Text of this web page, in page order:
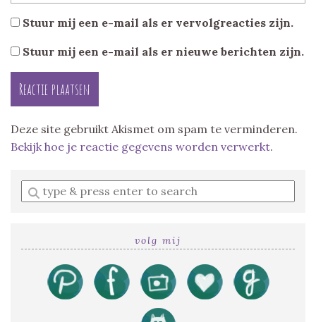
Stuur mij een e-mail als er vervolgreacties zijn.
Stuur mij een e-mail als er nieuwe berichten zijn.
Deze site gebruikt Akismet om spam te verminderen.
Bekijk hoe je reactie gegevens worden verwerkt.
Enter
a
volg mij